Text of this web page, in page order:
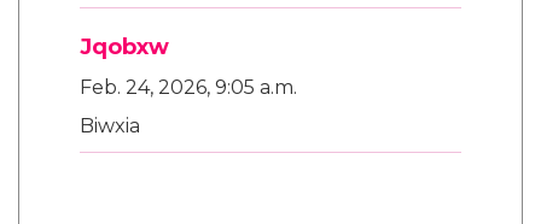
Jqobxw
Feb. 24, 2026, 9:05 a.m.
Biwxia